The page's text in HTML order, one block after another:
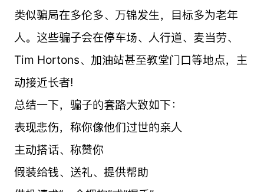
类似骗局在多伦多、万锦发生，目标多为老年
人。这些骗子会在停车场、人行道、麦当劳、
Tim Hortons、加油站甚至教堂门口等地点，主
动接近长者!
总结一下，骗子的套路大致如下：
表现悲伤，称你像他们过世的亲人
主动搭话、称赞你
假装给钱、送礼、提供帮助